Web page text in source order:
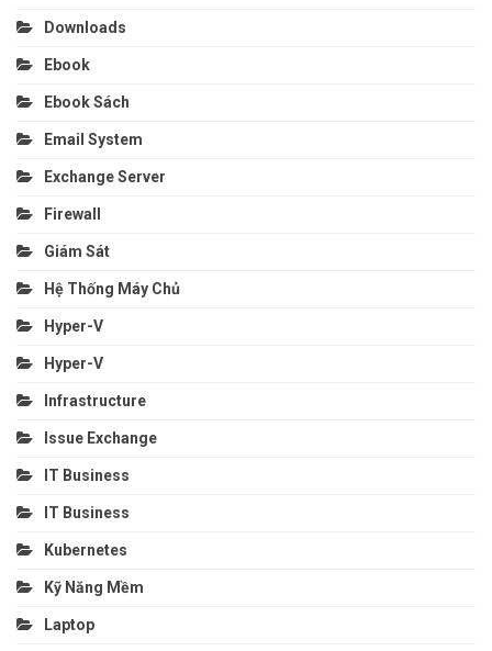
Downloads
Ebook
Ebook Sách
Email System
Exchange Server
Firewall
Giám Sát
Hệ Thống Máy Chủ
Hyper-V
Hyper-V
Infrastructure
Issue Exchange
IT Business
IT Business
Kubernetes
Kỹ Năng Mềm
Laptop